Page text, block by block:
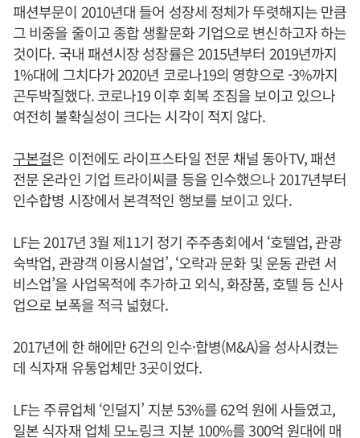
패션부문이 2010년대 들어 성장세 정체가 뚜렷해지는 만큼
그 비중을 줄이고 종합 생활문화 기업으로 변신하고자 하는
것이다. 국내 패션시장 성장률은 2015년부터 2019년까지
1%대에 그치다가 2020년 코로나19의 영향으로 -3%까지
곤두박질했다. 코로나19 이후 회복 조짐을 보이고 있으나
여전히 불확실성이 크다는 시각이 적지 않다.
구본걸은 이전에도 라이프스타일 전문 채널 동아TV, 패션
전문 온라인 기업 트라이씨클 등을 인수했으나 2017년부터
인수합병 시장에서 본격적인 행보를 보이고 있다.
LF는 2017년 3월 제11기 정기 주주총회에서 ‘호텔업, 관광
숙박업, 관광객 이용시설업’, ‘오락과 문화 및 운동 관련 서
비스업’을 사업목적에 추가하고 외식, 화장품, 호텔 등 신사
업으로 보폭을 적극 넓혔다.
2017년에 한 해에만 6건의 인수·합병(M&A)을 성사시켰는
데 식자재 유통업체만 3곳이었다.
LF는 주류업체 ‘인덜지’ 지분 53%를 62억 원에 사들였고,
일본 식자재 업체 모노링크 지분 100%를 300억 원대에 매